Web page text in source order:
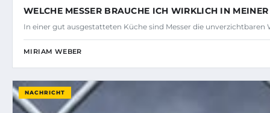
WELCHE MESSER BRAUCHE ICH WIRKLICH IN
In einer gut ausgestatteten Küche sind Messer die unverzichtbaren
MIRIAM WEBER
NACHRICHT